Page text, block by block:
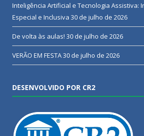
Inteligência Artificial e Tecnologia Assistiva:
Especial e Inclusiva 30 de julho de 2026
De volta às aulas! 30 de julho de 2026
VERÃO EM FESTA30 de julho de 2026
DESENVOLVIDO POR CR2